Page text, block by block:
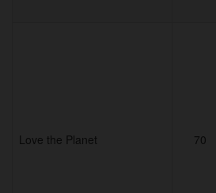
Love the Planet 70